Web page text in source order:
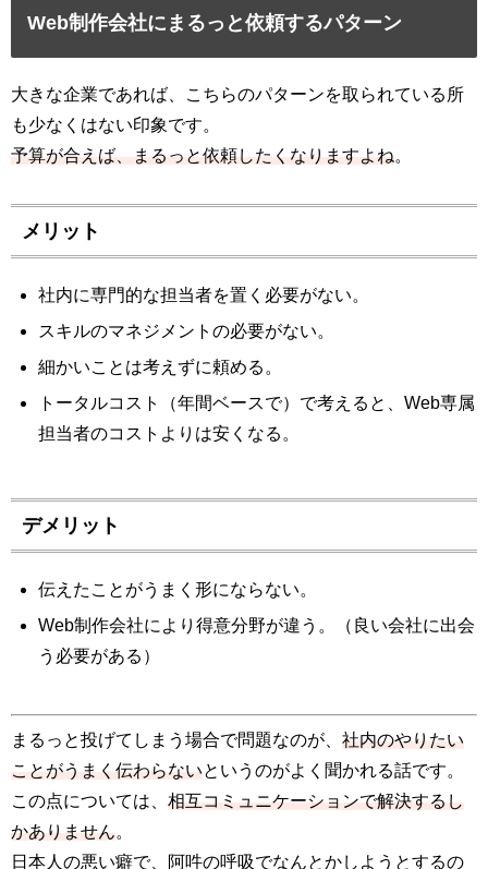
Web制作会社にまるっと依頼するパターン
大きな企業であれば、こちらのパターンを取られている所
も少なくはない印象です。
予算が合えば、まるっと依頼したくなりますよね。
メリット
社内に専門的な担当者を置く必要がない。
スキルのマネジメントの必要がない。
細かいことは考えずに頼める。
トータルコスト（年間ベースで）で考えると、Web専属
担当者のコストよりは安くなる。
デメリット
伝えたことがうまく形にならない。
Web制作会社により得意分野が違う。（良い会社に出会
う必要がある）
まるっと投げてしまう場合で問題なのが、 社内のやりたい
ことがうまく伝わらないというのがよく聞かれる話です。
この点については、 相互コミュニケーションで解決するし
かありません。
日本人の悪い癖で、阿吽の呼吸でなんとかしようとするの